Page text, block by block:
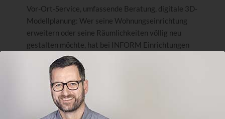
Vor-Ort-Service, umfassende Beratung, digitale 3D-
Modellplanung: Wer seine Wohnungseinrichtung
erweitern oder seine Räumlichkeiten völlig neu
gestalten möchte, hat bei INFORM Einrichtungen
die Möglichkeit, sich über weit mehr informieren zu
lassen, als nur die Breite eines Regals.